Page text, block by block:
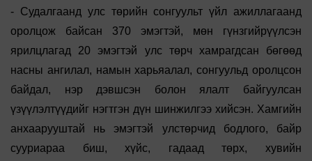
- Судалгаанд улс төрийн сонгуульт үйл ажиллагаанд
оролцож байсан 370 эмэгтэй, мөн гүнзгийрүүлсэн
ярилцлагад 20 эмэгтэй улс төрч хамрагдсан бөгөөд
насны ангилал, намын харьяалал, сонгуульд оролцсон
байдал, нэр дэвшсэн болон ялалт байгуулсан
үзүүлэлтүүдийг нэгтгэн дүн шинжилгээ хийсэн. Хамгийн
анхаарууштай нь эмэгтэй улстөрчид бодлого, байр
сууриараа биш, хүйс, гадаад төрх, хувийн